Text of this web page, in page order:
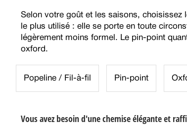
Selon votre goût et les saisons, choisissez
le plus utilisé : elle se porte en toute
légèrement moins formel. Le pin-point
oxford.
Popeline / Fil-à-fil Pin-point
Vous avez besoin d'une chemise élégante et